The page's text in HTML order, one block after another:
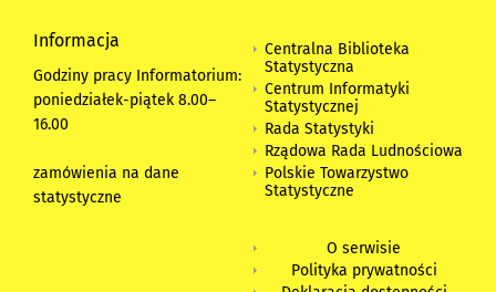
Informacja
Godziny pracy Informatorium:
poniedziałek-piątek 8.00–
16.00
zamówienia na dane
statystyczne
Centralna Biblioteka
Statystyczna
Centrum Informatyki
Statystycznej
Rada Statystyki
Rządowa Rada Ludnościowa
Polskie Towarzystwo
Statystyczne
O serwisie
Polityka prywatności